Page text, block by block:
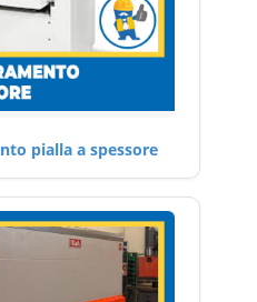
pialla a spessore